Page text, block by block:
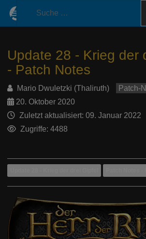
Update 28 - Krieg der
- Patch Notes
Mario Dwuletzki (Thaliruth)
Patch-
20. Oktober 2020
Zuletzt aktualisiert: 09. Januar 2022
Zugriffe: 4488